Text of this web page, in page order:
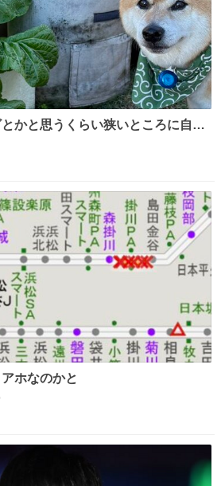
かと思うくらい狭いところに自ら
すか？ 今朝ガーデニングしてる飼
、最高に可愛かった♥️
ホなのかと